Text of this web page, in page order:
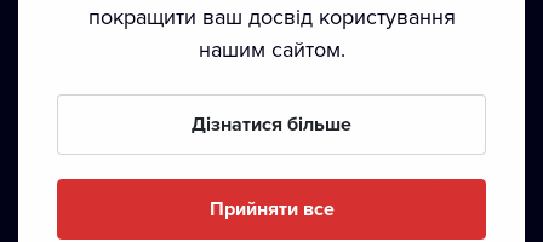
Положення й умови • Конфіденційність • Автoрські права
покращити ваш досвід користування
нашим сайтом.
Дізнатися більше
Прийняти все